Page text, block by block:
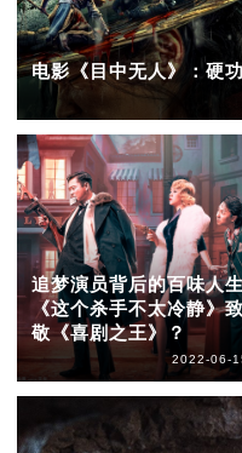
电影《目中无人》：硬
追梦演员背后的百味人
《这个杀手不太冷静》致
敬《喜剧之王》？
2022-06-